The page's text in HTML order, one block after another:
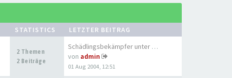
STATISTICS LETZTER BEITRAG
2 Themen
2 Beiträge
Schädlingsbekämpfer unter sich
von admin
01 Aug 2004, 12:51